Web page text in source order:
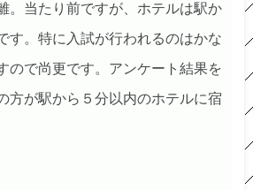
。当たり前ですが、ホテルは駅か
す。特に入試が行われるのはかな
ので尚更です。アンケート結果を
方が駅から５分以内のホテルに宿